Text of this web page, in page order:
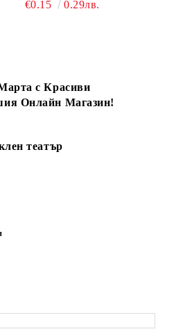
€0.15 0.29лв.
с Красиви
Онлайн Магазин!
театър